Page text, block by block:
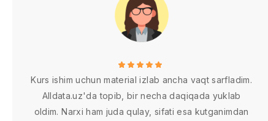
Kurs ishim uchun material izlab ancha vaqt sarfladim.
Alldata.uz'da topib, bir necha daqiqada yuklab
oldim. Narxi ham juda qulay, sifati esa kutganimdan